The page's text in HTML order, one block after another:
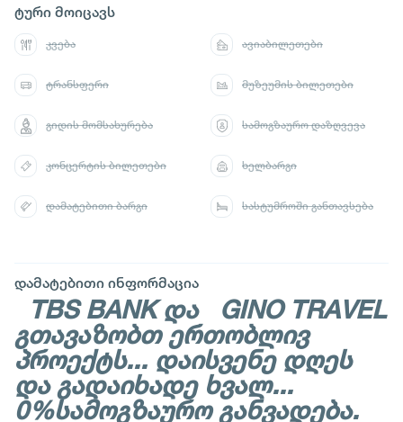
დამატებითი ინფორმაცია
TBS BANK და GINO TRAVEL
გთავაზობთ ერთობლივ
პროექტს... დაისვენე დღეს
და გადაიხადე ხვალ...
0%სამოგზაურო განვადება.
ტური მოიცავს
კვება ავიაბილეთები
ტრანსფერი მუზეუმის ბილეთები
გიდის მომსახურება სამოგზაურო დაზღვევა
კონცერტის ბილეთები ხელბარგი
დამატებითი ბარგი სასტუმროში განთავსება